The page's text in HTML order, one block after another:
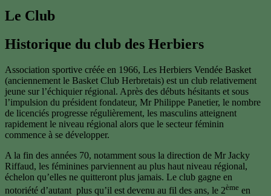
Le Club
Historique du club des Herbiers
Association sportive créée en 1966, Les Herbiers Vendée Basket
(anciennement le Basket Club Herbretais) est un club relativement
jeune sur l’échiquier régional. Après des débuts hésitants et sous
l’impulsion du président fondateur, Mr Philippe Panetier, le nombre
de licenciés progresse régulièrement, les masculins atteignent
rapidement le niveau régional alors que le secteur féminin
commence à se développer.
A la fin des années 70, notamment sous la direction de Mr Jacky
Riffaud, les féminines parviennent au plus haut niveau régional,
échelon qu’elles ne quitteront plus jamais. Le club gagne en
notoriété d’autant plus qu’il est devenu au fil des ans, le 2ème en